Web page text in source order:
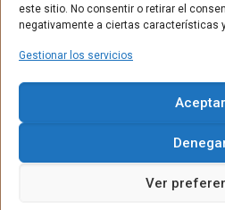
este sitio. No consentir o retirar el
negativamente a ciertas características
Gestionar los servicios
Aceptar
Ver
© 2025 Centro Comercial Bulevar
reservados.
Política de